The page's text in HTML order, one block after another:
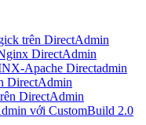
trên DirectAdmin
DirectAdmin
Apache Directadmin
DirectAdmin
DirectAdmin
với CustomBuild 2.0